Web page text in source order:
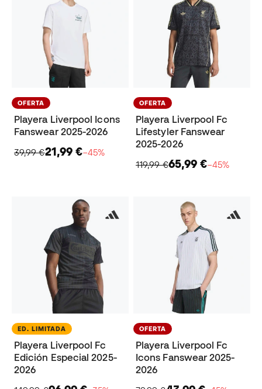
OFERTA
Playera Liverpool Icons
Fanswear 2025-2026
39,99 €21,99 €−45%
OFERTA
Playera Liverpool Fc
Lifestyler Fanswear
2025-2026
119,99 €65,99 €−45%
ED. LIMITADA
Playera Liverpool Fc
Edición Especial 2025-
2026
OFERTA
Playera Liverpool Fc
Icons Fanswear 2025-
2026